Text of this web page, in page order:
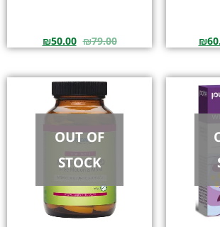
₪
₪79.00
₪50.00
OUT OF
STOCK